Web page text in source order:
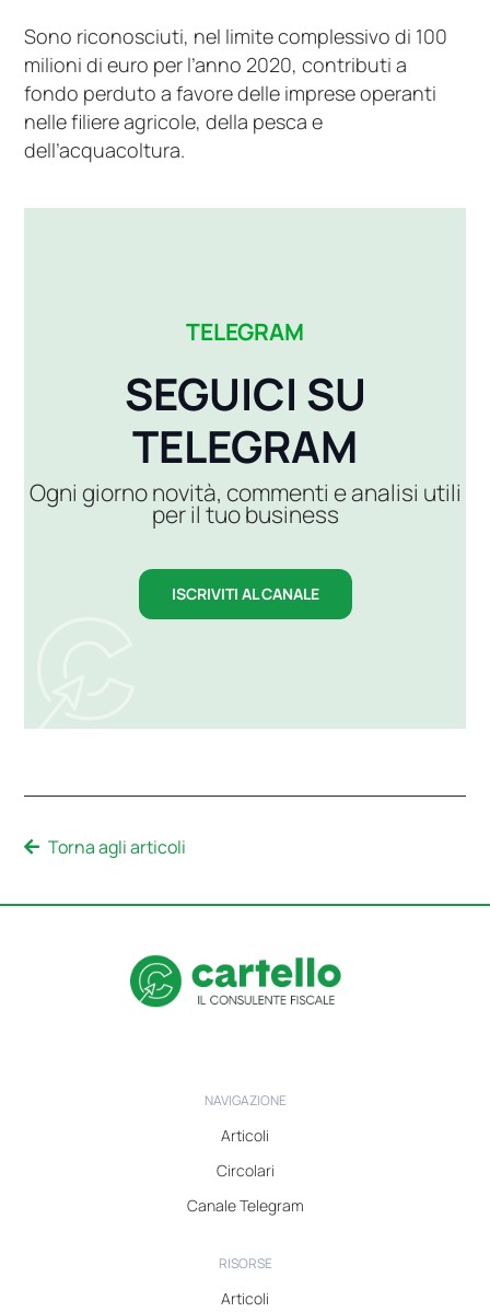
Sono riconosciuti, nel limite complessivo di 100
milioni di euro per l’anno 2020, contributi a
fondo perduto a favore delle imprese operanti
nelle filiere agricole, della pesca e
dell’acquacoltura.
TELEGRAM
SEGUICI SU
TELEGRAM
Ogni giorno novità, commenti e analisi utili
per il tuo business
ISCRIVITI AL CANALE
Torna agli articoli
NAVIGAZIONE
Articoli
Circolari
Canale Telegram
RISORSE
Articoli